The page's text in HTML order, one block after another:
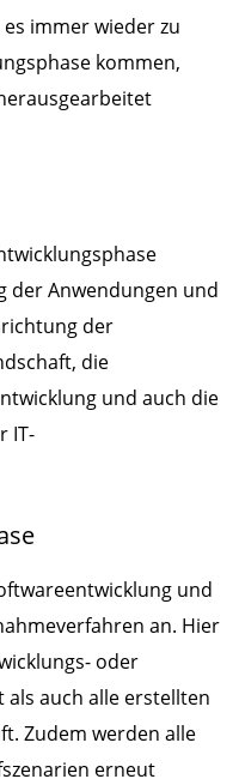
immer wieder zu
kommen,
der Anwendungen und
der
die
und auch die
IT-
und
an. Hier
oder
auch alle erstellten
Zudem werden alle
erneut